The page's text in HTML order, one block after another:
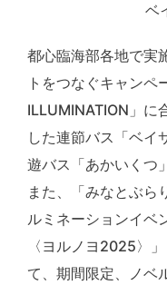
ベ
都心臨海部各地で実
トをつなぐキャンペ
ILLUMINATION」に
した連節バス「ベイ
遊バス「あかいくつ
また、「みなとぶら
ルミネーションイベ
〈ヨルノヨ2025〉
て、期間限定、ノベ